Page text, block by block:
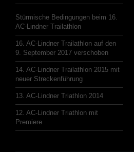
Stürmische Bedingungen beim 16.
AC-Lindner Trailathlon
16. AC-Lindner Trailathlon auf den
9. September 2017 verschoben
14. AC-Lindner Trailathlon 2015 mit
neuer Streckenführung
13. AC-Lindner Triathlon 2014
12. AC-Lindner Triathlon mit
Premiere